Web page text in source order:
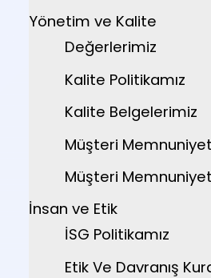
Yönetim ve Kalite
Değerlerimiz
Kalite Politikamız
Kalite Belgelerimiz
Müşteri
Müşteri
İnsan ve Etik
İSG Politikamız
Etik Ve Davranış